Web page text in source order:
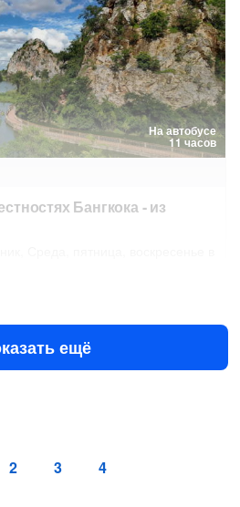
На автобусе
11 часов
Бангкока - из
ещё
2 3 4